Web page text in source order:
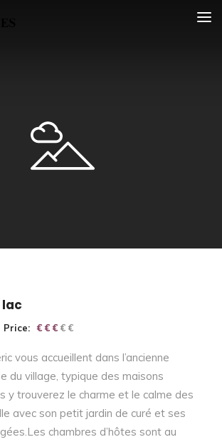
lac
Price: € € € € €
€ € €
vous accueillent dans l’ancienne
du village, typique des maisons
y trouverez le charme et le calme des
avec son petit jardin de curé et ses
chambres d’hôtes sont au